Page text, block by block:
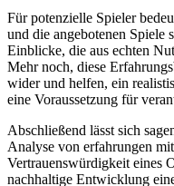
Für potenzielle Spieler
und die angebotenen Spiele
Einblicke, die aus echten
Mehr noch, diese
wider und helfen, ein
eine Voraussetzung für
Abschließend lässt sich
Analyse von erfahrungen
Vertrauenswürdigkeit eines
nachhaltige Entwicklung